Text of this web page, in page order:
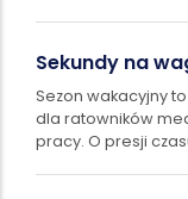
Sekundy na
Sezon wakacyjny
dla ratowników
pracy. O presji